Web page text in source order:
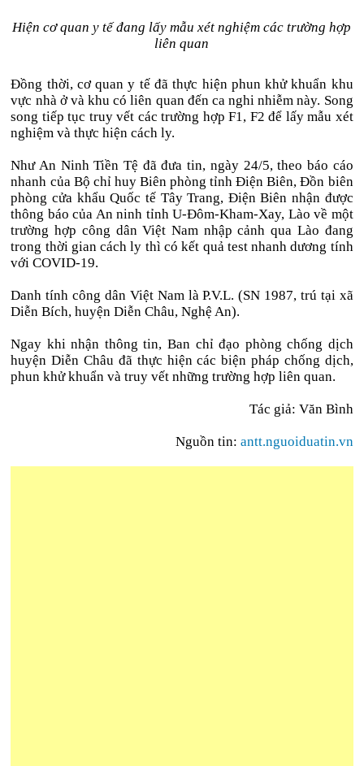
Hiện cơ quan y tế đang lấy mẫu xét nghiệm các trường hợp
liên quan
Đồng thời, cơ quan y tế đã thực hiện phun khử khuẩn khu
vực nhà ở và khu có liên quan đến ca nghi nhiễm này. Song
song tiếp tục truy vết các trường hợp F1, F2 để lấy mẫu xét
nghiệm và thực hiện cách ly.
Như An Ninh Tiền Tệ đã đưa tin, ngày 24/5, theo báo cáo
nhanh của Bộ chỉ huy Biên phòng tỉnh Điện Biên, Đồn biên
phòng cửa khẩu Quốc tế Tây Trang, Điện Biên nhận được
thông báo của An ninh tỉnh U-Đôm-Kham-Xay, Lào về một
trường hợp công dân Việt Nam nhập cảnh qua Lào đang
trong thời gian cách ly thì có kết quả test nhanh dương tính
với COVID-19.
Danh tính công dân Việt Nam là P.V.L. (SN 1987, trú tại xã
Diễn Bích, huyện Diễn Châu, Nghệ An).
Ngay khi nhận thông tin, Ban chỉ đạo phòng chống dịch
huyện Diễn Châu đã thực hiện các biện pháp chống dịch,
phun khử khuẩn và truy vết những trường hợp liên quan.
Tác giả: Văn Bình
Nguồn tin: antt.nguoiduatin.vn